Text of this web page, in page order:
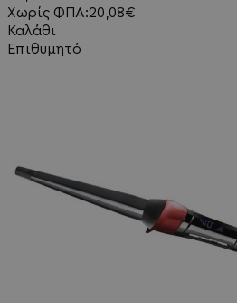
Χωρίς ΦΠΑ:20,08€
Καλάθι
Επιθυμητό